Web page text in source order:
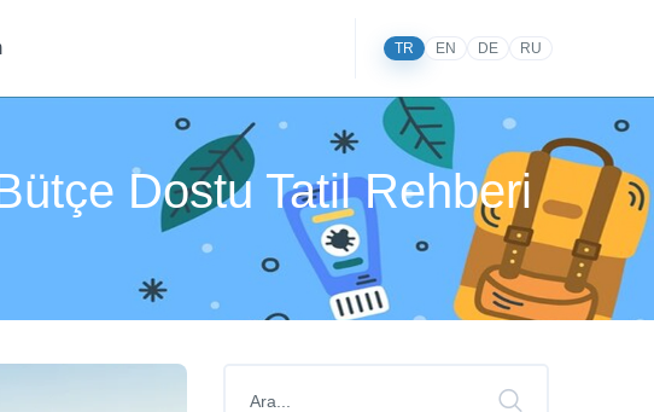
TR EN DE RU
Dostu Tatil Rehberi